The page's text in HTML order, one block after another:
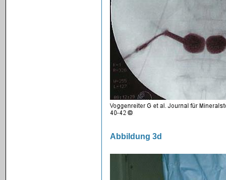
Abbildung 3d